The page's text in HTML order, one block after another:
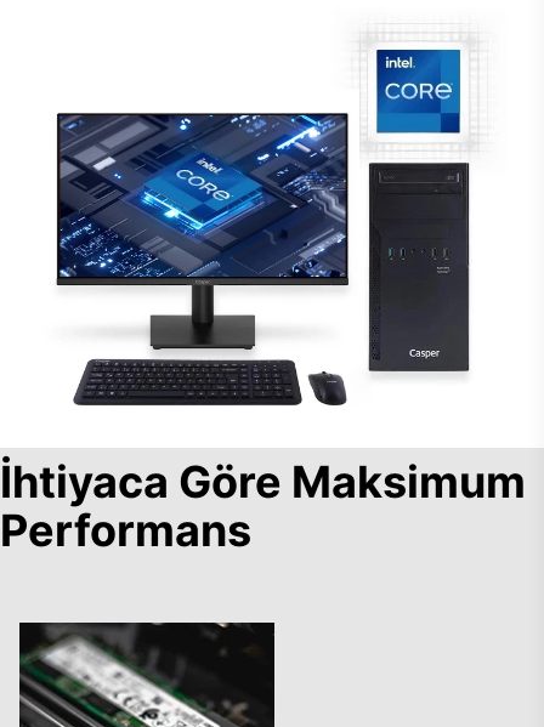
İhtiyaca Göre Maksimum
Performans